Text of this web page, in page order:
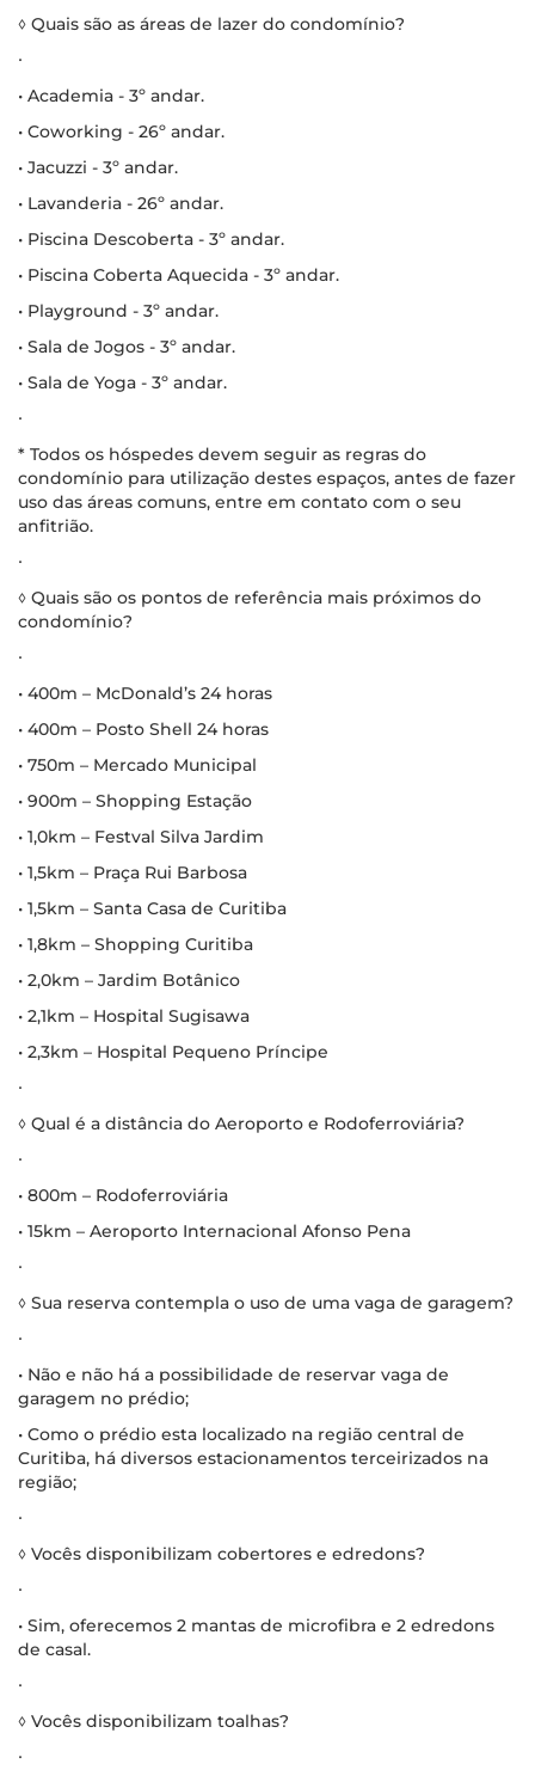
◊ Quais são as áreas de lazer do condomínio?
∙
• Academia - 3º andar.
• Coworking - 26º andar.
• Jacuzzi - 3º andar.
• Lavanderia - 26º andar.
• Piscina Descoberta - 3º andar.
• Piscina Coberta Aquecida - 3º andar.
• Playground - 3º andar.
• Sala de Jogos - 3º andar.
• Sala de Yoga - 3º andar.
∙
* Todos os hóspedes devem seguir as regras do
condomínio para utilização destes espaços, antes de fazer
uso das áreas comuns, entre em contato com o seu
anfitrião.
∙
◊ Quais são os pontos de referência mais próximos do
condomínio?
∙
• 400m – McDonald’s 24 horas
• 400m – Posto Shell 24 horas
• 750m – Mercado Municipal
• 900m – Shopping Estação
• 1,0km – Festval Silva Jardim
• 1,5km – Praça Rui Barbosa
• 1,5km – Santa Casa de Curitiba
• 1,8km – Shopping Curitiba
• 2,0km – Jardim Botânico
• 2,1km – Hospital Sugisawa
• 2,3km – Hospital Pequeno Príncipe
∙
◊ Qual é a distância do Aeroporto e Rodoferroviária?
∙
• 800m – Rodoferroviária
• 15km – Aeroporto Internacional Afonso Pena
∙
◊ Sua reserva contempla o uso de uma vaga de garagem?
∙
• Não e não há a possibilidade de reservar vaga de
garagem no prédio;
• Como o prédio esta localizado na região central de
Curitiba, há diversos estacionamentos terceirizados na
região;
∙
◊ Vocês disponibilizam cobertores e edredons?
∙
• Sim, oferecemos 2 mantas de microfibra e 2 edredons
de casal.
∙
◊ Vocês disponibilizam toalhas?
∙